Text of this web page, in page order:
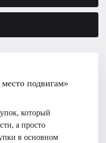
подвигам»
который
а просто
в основном